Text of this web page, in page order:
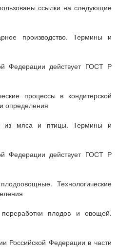
ссылки на следующие
производство. Термины и
Федерации действует ГОСТ Р
процессы в кондитерской
определения
из мяса и птицы. Термины и
Федерации действует ГОСТ Р
Технологические
плодов и овощей.
Российской Федерации в части